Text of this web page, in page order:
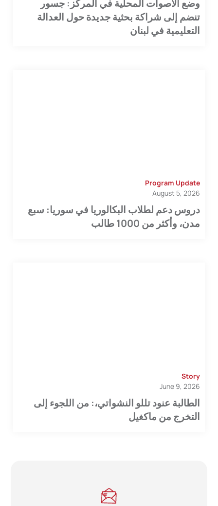
وضع الأصوات المحلية في المركز: جسور
تنضم إلى شراكة بحثية جديدة حول العدالة
التعليمية في لبنان
Program Update
August 5, 2026
دروس دعم لطلاب البكالوريا في سوريا: سبع
مدن، وأكثر من 1000 طالب
Story
June 9, 2026
الطالبة عنود تللو النشواتي،: من اللجوء إلى
التخرج من ماكغيل